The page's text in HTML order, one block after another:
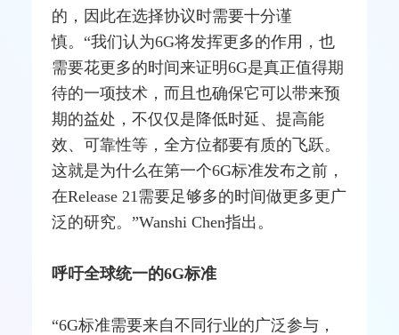
的，因此在选择协议时需要十分谨
慎。“我们认为6G将发挥更多的作用，也
需要花更多的时间来证明6G是真正值得期
待的一项技术，而且也确保它可以带来预
期的益处，不仅仅是降低时延、提高能
效、可靠性等，全方位都要有质的飞跃。
这就是为什么在第一个6G标准发布之前，
在Release 21需要足够多的时间做更多更广
泛的研究。”Wanshi Chen指出。
呼吁全球统一的6G标准
“6G标准需要来自不同行业的广泛参与，